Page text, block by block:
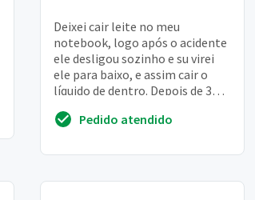
Deixei cair leite no meu
notebook, logo após o acidente
ele desligou sozinho e su virei
ele para baixo, e assim cair o
líquido de dentro. Depois de 3
m... Pedido atendido